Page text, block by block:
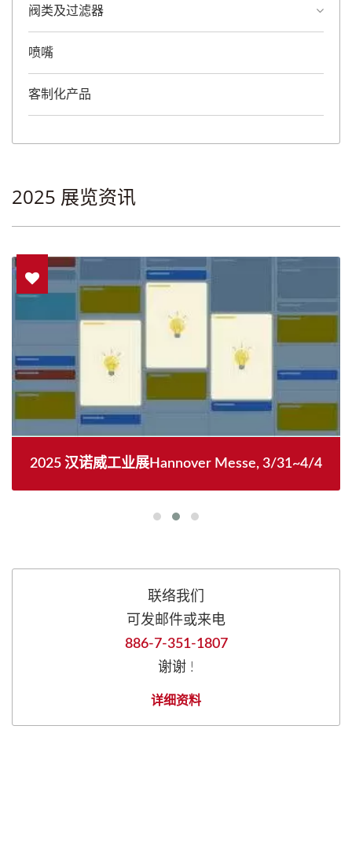
阀类及过滤器
喷嘴
客制化产品
2025 展览资讯
2025 汉诺威工业展Hannover Messe, 3/31~4/4
联络我们
可发邮件或来电
886-7-351-1807
谢谢 !
详细资料